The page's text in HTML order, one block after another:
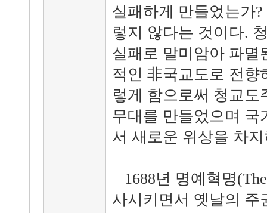
실패하게 만들었는가
렇지 않다는 것이다.
실패로 말미암아 파멸
적인 非국교도로 전향
렇게 함으로써 청교
무대를 만들었으며 국
서 새로운 위상을 차
1688년 명예혁명
사시키면서 옛날의 주